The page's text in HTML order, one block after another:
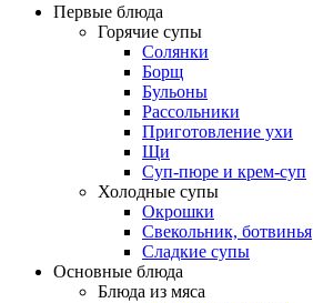
Первые блюда
Горячие супы
Солянки
Борщ
Бульоны
Рассольники
Приготовление ухи
Щи
Суп-пюре и крем-суп
Холодные супы
Окрошки
Свекольник, ботвинья
Cладкие супы
Основные блюда
Блюда из мяса